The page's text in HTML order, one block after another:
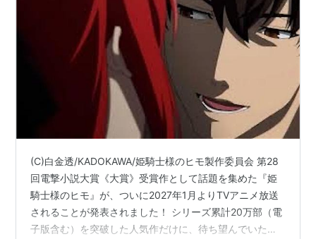
ハンドシェイカー（コダマ / 阿波座こだま）
にゃんこデイズ（ろー）
アトム ザ・ビギニング（堤茂斗子）
風夏（石見沙羅）
Re:CREATORS（セレジア・ユピティリア）
エロマンガ先生（神楽坂あやめ）
サクラクエスト（香月早苗）
ようこそ実力至上主義の教室へ（伊吹澪）
クジラの子らは砂上に歌う（ギンシュ）
宝石の国（シンシャ）
劇場アニメ
(C)白金透/KADOKAWA/姫騎士様のヒモ製作委員会 第28
回電撃小説大賞《大賞》受賞作として話題を集めた『姫
騎士様のヒモ』が、ついに2027年1月よりTVアニメ放送
されることが発表されました！ シリーズ累計20万部（電
子版含む）を突破した人気作だけに、待ち望んでいたフ